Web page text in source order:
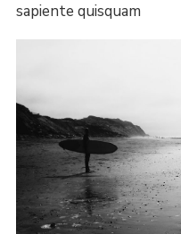
sapiente quisquam